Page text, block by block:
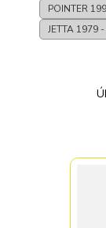
POINTER
JETTA 1979